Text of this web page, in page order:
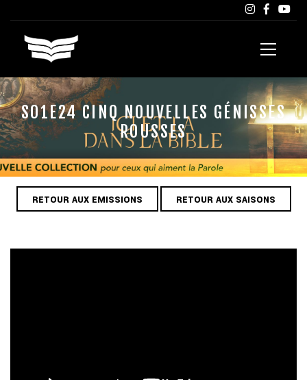
S01E24 CINQ NOUVELLES GÉNISSES
ROUSSES
RETOUR AUX EMISSIONS RETOUR AUX SAISONS